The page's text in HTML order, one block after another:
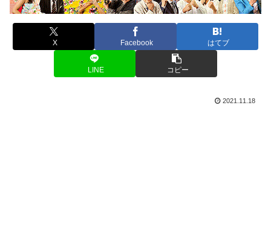
X Facebook はてブ
LINE コピー
2021.11.18